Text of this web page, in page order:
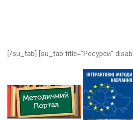
[/su_tab] [su_tab title="Ресурси"